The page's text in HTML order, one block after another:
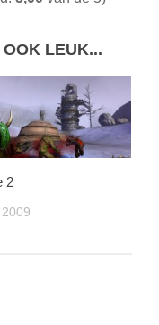
LEUK...
2